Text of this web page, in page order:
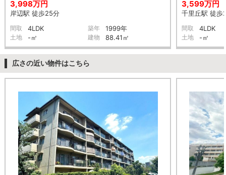
3,998万円
岸辺駅 徒歩25分
間取 4LDK 築年 1999年
土地 -㎡ 建物 88.41㎡
3,599万円
千里丘駅 徒歩
間取 4LDK
土地 -㎡
広さの近い物件はこちら